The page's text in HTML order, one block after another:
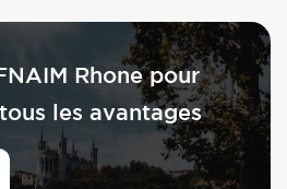
Rhone pour
les avantages